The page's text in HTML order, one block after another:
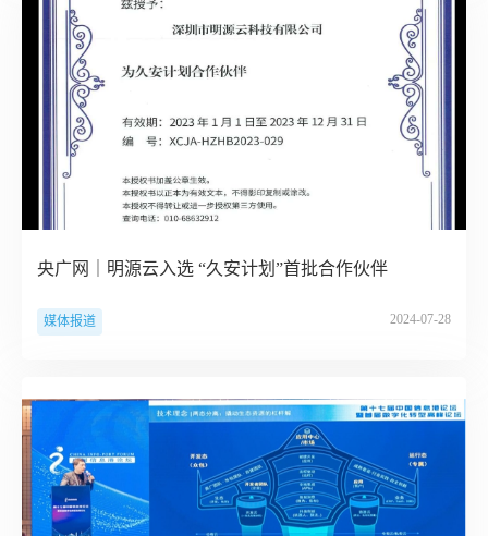
央广网｜明源云入选 “久安计划”首批合作伙伴
媒体报道 2024-07-28